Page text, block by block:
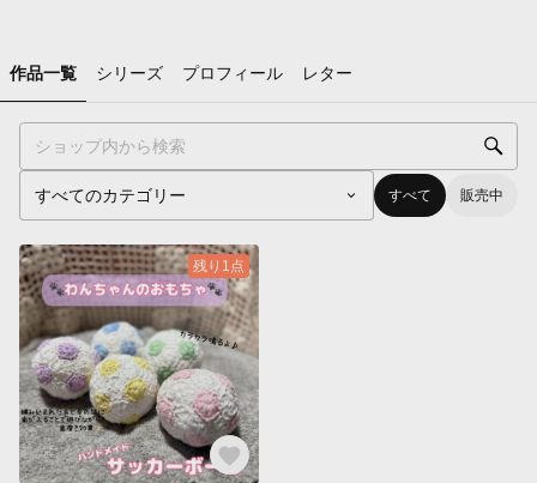
作品一覧 シリーズ プロフィール レター
すべて 販売中
残り1点